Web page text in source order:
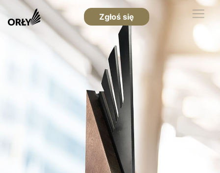
Zgłoś się